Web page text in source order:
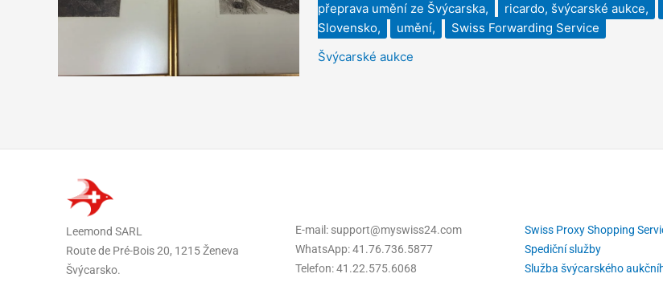
Slovensko
přeprava umění ze Švýcarska,
ricardo, švýcarské aukce,
Slovensko,
umění,
Swiss Forwarding Service
Švýcarské aukce
Leemond SARL
Route de Pré-Bois 20, 1215 Ženeva
Švýcarsko.
E-mail: support@myswiss24.com
WhatsApp: 41.76.736.5877
Telefon: 41.22.575.6068
Swiss Proxy Shopping
Spediční služby
Služba švýcarského